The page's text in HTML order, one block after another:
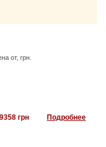
от, грн.
грн Подробнее